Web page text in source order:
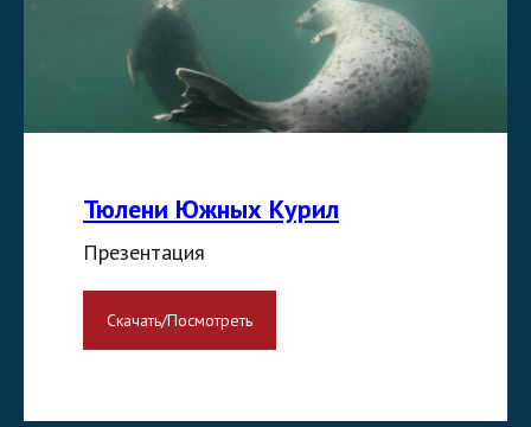
Тюлени Южных Курил
Презентация
Скачать/Посмотреть